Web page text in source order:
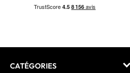
CATÉGORIES